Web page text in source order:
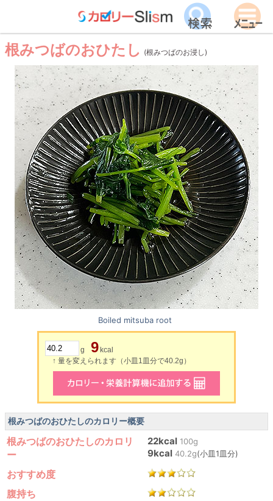
根みつばのおひたし (根みつばのお浸し)
Boiled mitsuba root
g 9 kcal
↑ 量を変えられます（小皿1皿分で40.2g）
根みつばのおひたしのカロリー概要
根みつばのおひたしのカロリ
ー
22kcal 100g
9kcal 40.2g(小皿1皿分)
おすすめ度
腹持ち